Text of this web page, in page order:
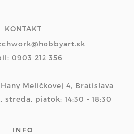
KONTAKT
0903 212 356
Meličkovej 4, Bratislava
streda, piatok: 14:30 - 18:30
INFO